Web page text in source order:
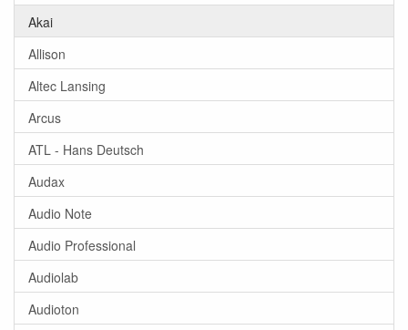
Akai
Allison
Altec Lansing
Arcus
ATL - Hans Deutsch
Audax
Audio Note
Audio Professional
Audiolab
Audioton